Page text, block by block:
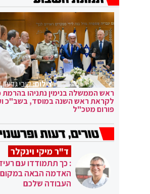
צילום:קובי
ראש הממשלה בנימין נתניהו בהרמת
לקראת ראש השנה במוסד, בשב"כ
פורום מטכ"ל
ד"ר מיקי וינקלר
: כך תתמודדו עם
האדמה הבאה במקום
העבודה שלכם